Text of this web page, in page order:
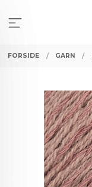
innholdet
FORSIDE GARN